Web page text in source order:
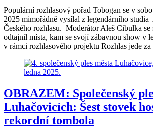
Populární rozhlasový pořad Tobogan se v
2025 mimořádně vysílal z legendárního studia
Českého rozhlasu. Moderátor Aleš Cibulka
odtajnil místa, kam se svojí zábavnou show v
v rámci rozhlasového projektu Rozhlas jede za
OBRAZEM: Společenský
Luhačovicích: Šest stovek
rekordní tombola